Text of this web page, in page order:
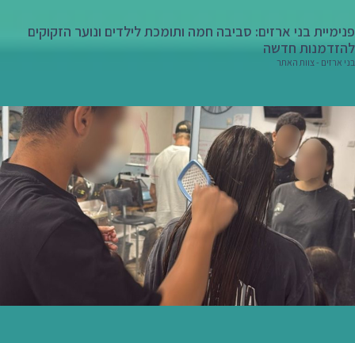
פנימיית בני ארזים: סביבה חמה ותומכת לילדים ונוער הזקוקים
להזדמנות חדשה
בני ארזים - צוות האתר